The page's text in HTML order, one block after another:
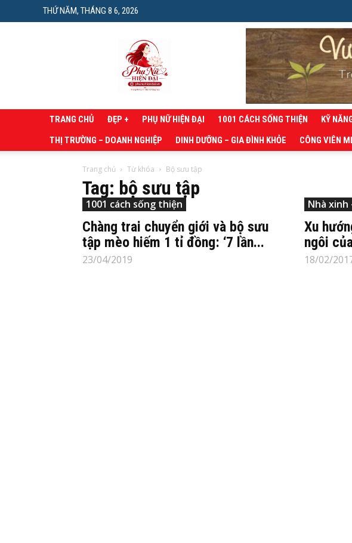
THỨ NĂM, THÁNG 8 6, 2026
Phụ
nữ
hiện
đại
TRANG CHỦ ĐẸP + PHỤ NỮ HIỆN ĐẠI 1001 CÁCH SỐNG THIỆN KỸ
THỊ TRƯỜNG – DOANH NGHIỆP
DINH DƯỠNG – GIA ĐÌNH KHỎE CÔNG VIÊN
Trang chủ Từ khóa Bộ sưu tập
Tag: bộ sưu tập
1001 cách sống thiện
Chàng trai chuyển giới và bộ sưu
tập mèo hiếm 1 tỉ đồng: ‘7 lần...
23/04/2019
Nhà xinh
Xu
ngôi
18/02/